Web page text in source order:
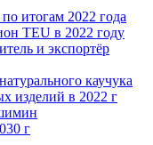
итогам 2022 года
TEU в 2022 году
и экспортёр
каучука
изделий в 2022 г
г